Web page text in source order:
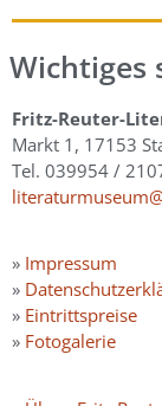
Wichtiges
Fritz-Reuter-
Markt 1, 17153
Tel. 039954 /
» Impressum
»
» Eintrittspreise
» Fotogalerie